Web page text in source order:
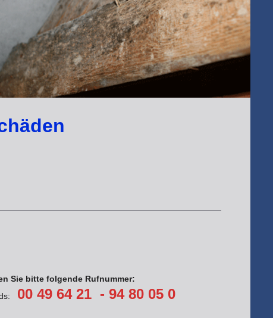
Sie bitte folgende Rufnummer:
00 49 64 21 - 94 80 05 0